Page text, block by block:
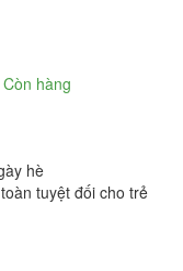
hàng
hè
tuyệt đối cho trẻ